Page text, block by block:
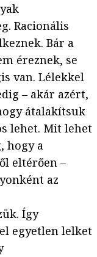
Racionális
Bár a
éreznek, se
van. Lélekkel
– akár azért,
átalakítsuk
lehet. Mit lehet
hogy a
eltérően –
az
Így
egyetlen lelket